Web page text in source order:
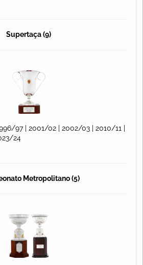
Supertaça (9)
97 | 2001/02 | 2002/03 | 2010/11 |
24
Metropolitano (5)